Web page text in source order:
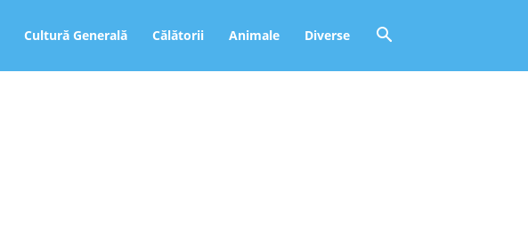
Cultură Generală Călătorii Animale Diverse